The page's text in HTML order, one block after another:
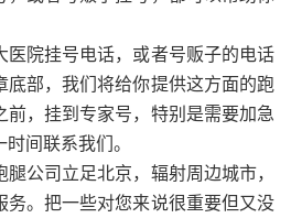
医院挂号电话，或者号贩子的电话
底部，我们将给你提供这方面的跑
前，挂到专家号，特别是需要加急
间联系我们。
公司立足北京，辐射周边城市，
务。把一些对您来说很重要但又没